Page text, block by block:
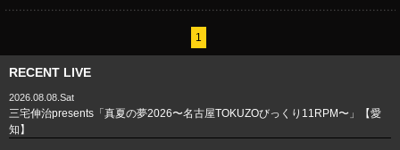
1
RECENT LIVE
2026.08.08.Sat
三宅伸治presents「真夏の夢2026〜名古屋TOKUZOびっくり11RPM〜」【愛
知】